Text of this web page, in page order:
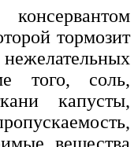
тормозит
того, соль,
капусты,